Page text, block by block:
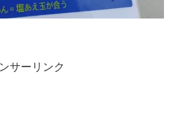
サーリンク